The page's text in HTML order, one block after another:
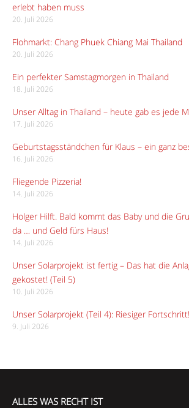
erlebt haben muss
20. Juli 2026
Flohmarkt: Chang Phuek Chiang Mai Thailand
20. Juli 2026
Ein perfekter Samstagmorgen in Thailand
18. Juli 2026
Unser Alltag in Thailand – heute gab es jede
17. Juli 2026
Geburtstagsständchen für Klaus – ein ganz
16. Juli 2026
Fliegende Pizzeria!
14. Juli 2026
Holger Hilft. Bald kommt das Baby und die
da … und Geld fürs Haus!
14. Juli 2026
Unser Solarprojekt ist fertig – Das hat die
gekostet! (Teil 5)
10. Juli 2026
Unser Solarprojekt (Teil 4): Riesiger Fortschritt!
9. Juli 2026
ALLES WAS RECHT IST